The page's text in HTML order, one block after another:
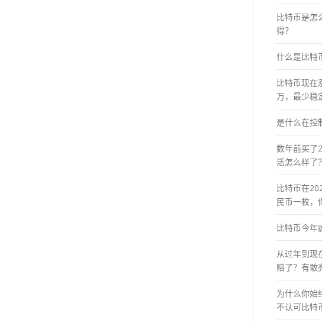
比特币是怎
得？
什么是比特
比特币现在
万，最少稳
是什么在控
数年前买了
活怎么样了？
比特币在
民币一枚，
比特币今年
从过年到现
赔了？有敢
为什么你始
不认可比特